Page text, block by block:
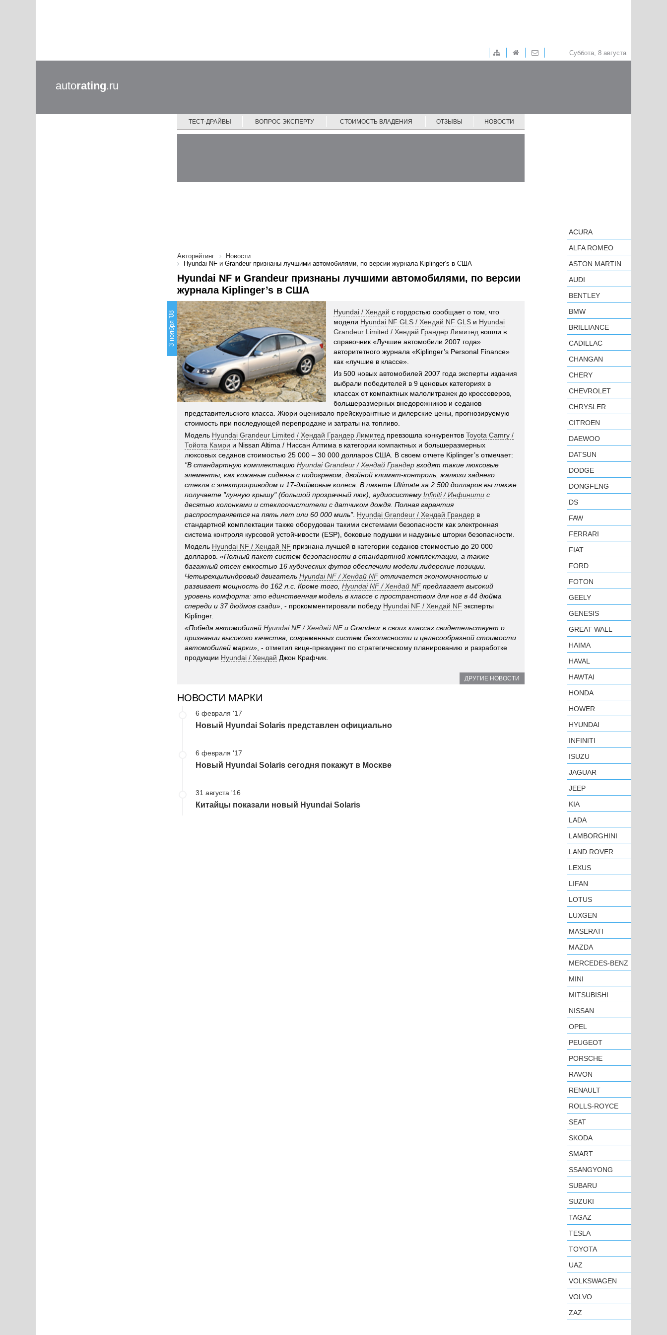
Суббота, 8 августа
autorating.ru
ТЕСТ-ДРАЙВЫ ВОПРОС ЭКСПЕРТУ СТОИМОСТЬ ВЛАДЕНИЯ ОТЗЫВЫ НОВОСТИ
Авторейтинг
Новости
Hyundai NF и Grandeur признаны лучшими автомобилями, по версии журнала Kiplinger’s в США
Hyundai NF и Grandeur признаны лучшими автомобилями, по версии
журнала Kiplinger’s в США
3 ноября '08 Hyundai / Хендай c гордостью сообщает о том, что
модели Hyundai NF GLS / Хендай NF GLS и Hyundai
Grandeur Limited / Хендай Грандер Лимитед вошли в
справочник «Лучшие автомобили 2007 года»
авторитетного журнала «Kiplinger’s Personal Finance»
как «лучшие в классе».
Из 500 новых автомобилей 2007 года эксперты издания
выбрали победителей в 9 ценовых категориях в
классах от компактных малолитражек до кроссоверов,
большеразмерных внедорожников и седанов
представительского класса. Жюри оценивало прейскурантные и дилерские цены, прогнозируемую
стоимость при последующей перепродаже и затраты на топливо.
Модель Hyundai Grandeur Limited / Хендай Грандер Лимитед превзошла конкурентов Toyota Camry /
Тойота Камри и Nissan Altima / Ниссан Алтима в категории компактных и большеразмерных
люксовых седанов стоимостью 25 000 – 30 000 долларов США. В своем отчете Kiplinger’s отмечает:
"В стандартную комплектацию Hyundai Grandeur / Хендай Грандер входят такие люксовые
элементы, как кожаные сиденья с подогревом, двойной климат-контроль, жалюзи заднего
стекла с электроприводом и 17-дюймовые колеса. В пакете Ultimate за 2 500 долларов вы также
получаете "лунную крышу" (большой прозрачный люк), аудиосистемуInfiniti / Инфинити с
десятью колонками и стеклоочистители с датчиком дождя. Полная гарантия
распространяется на пять лет или 60 000 миль". Hyundai Grandeur / Хендай Грандер в
стандартной комплектации также оборудован такими системами безопасности как электронная
система контроля курсовой устойчивости (ESP), боковые подушки и надувные шторки безопасности.
Модель Hyundai NF / Хендай NF признана лучшей в категории седанов стоимостью до 20 000
долларов. «Полный пакет систем безопасности в стандартной комплектации, а также
багажный отсек емкостью 16 кубических футов обеспечили модели лидерские позиции.
Четырехцилиндровый двигатель Hyundai NF / Хендай NF отличается экономичностью и
развивает мощность до 162 л.с. Кроме того, Hyundai NF / Хендай NF предлагает высокий
уровень комфорта: это единственная модель в классе с пространством для ног в 44 дюйма
спереди и 37 дюймов сзади» , - прокомментировали победу Hyundai NF / Хендай NF эксперты
Kiplinger.
«Победа автомобилей Hyundai NF / Хендай NF и Grandeur в своих классах свидетельствует о
признании высокого качества, современных систем безопасности и целесообразной стоимости
автомобилей марки» , - отметил вице-президент по стратегическому планированию и разработке
продукции Hyundai / Хендай Джон Крафчик.
ДРУГИЕ НОВОСТИ
НОВОСТИ МАРКИ
6 февраля '17
Новый Hyundai Solaris представлен официально
6 февраля '17
Новый Hyundai Solaris сегодня покажут в Москве
31 августа '16
Китайцы показали новый Hyundai Solaris
ACURA
ALFA ROMEO
ASTON MARTIN
AUDI
BENTLEY
BMW
BRILLIANCE
CADILLAC
CHANGAN
CHERY
CHEVROLET
CHRYSLER
CITROEN
DAEWOO
DATSUN
DODGE
DONGFENG
DS
FAW
FERRARI
FIAT
FORD
FOTON
GEELY
GENESIS
GREAT WALL
HAIMA
HAVAL
HAWTAI
HONDA
HOWER
HYUNDAI
INFINITI
ISUZU
JAGUAR
JEEP
KIA
LADA
LAMBORGHINI
LAND ROVER
LEXUS
LIFAN
LOTUS
LUXGEN
MASERATI
MAZDA
MERCEDES-BENZ
MINI
MITSUBISHI
NISSAN
OPEL
PEUGEOT
PORSCHE
RAVON
RENAULT
ROLLS-ROYCE
SEAT
SKODA
SMART
SSANGYONG
SUBARU
SUZUKI
TAGAZ
TESLA
TOYOTA
UAZ
VOLKSWAGEN
VOLVO
ZAZ